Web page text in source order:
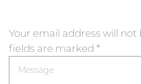
Your email address will not
fields are marked *